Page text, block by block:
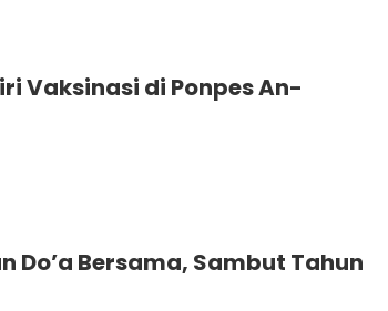
Vaksinasi di Ponpes An-
Do’a Bersama, Sambut Tahun